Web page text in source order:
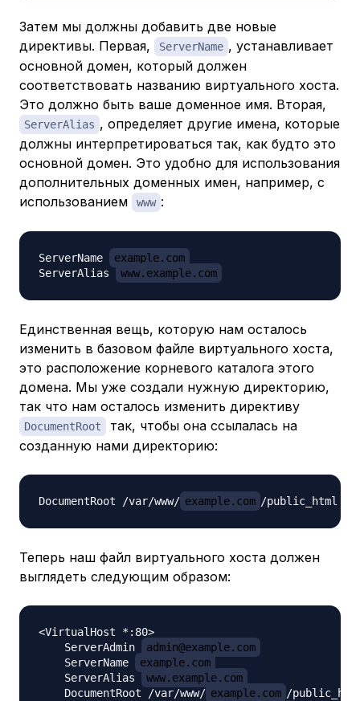
Затем мы должны добавить две новые
директивы. Первая,
ServerName , устанавливает
основной домен, который должен
соответствовать названию виртуального хоста.
Это должно быть ваше доменное имя. Вторая,
ServerAlias , определяет другие имена, которые
должны интерпретироваться так, как будто это
основной домен. Это удобно для использования
дополнительных доменных имен, например, с
использованием
www :
ServerName
example.com
ServerAlias
www.example.com
Единственная вещь, которую нам осталось
изменить в базовом файле виртуального хоста,
это расположение корневого каталога этого
домена. Мы уже создали нужную директорию,
так что нам осталось изменить директиву
DocumentRoot
так, чтобы она ссылалась на
созданную нами директорию:
DocumentRoot /var/www/ example.com
Теперь наш файл виртуального хоста должен
выглядеть следующим образом:
<VirtualHost *:80>
    ServerAdmin
admin@example.com
    ServerName
example.com
    ServerAlias
www.example.com
    DocumentRoot /var/www/
example.com /